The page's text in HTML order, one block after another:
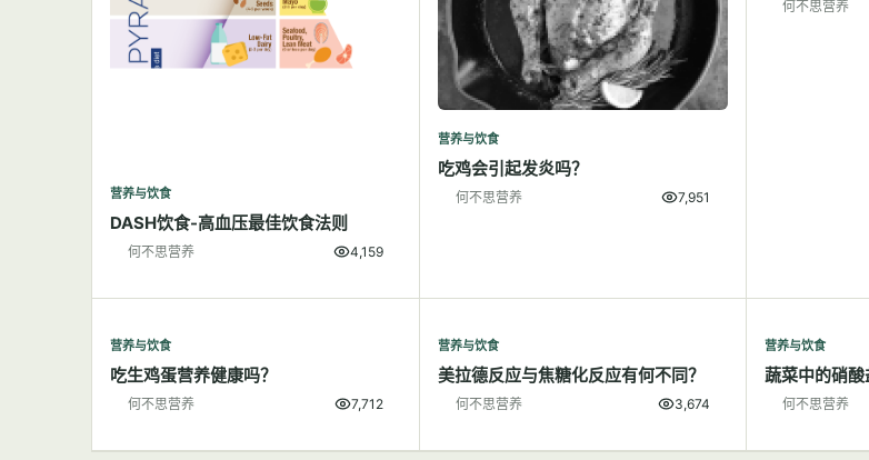
营养与饮食
DASH饮食-高血压最佳饮食法则
何不思营养 4,159
营养与饮食
吃鸡会引起发炎吗？
何不思营养 7,951
何不思营养
营养与饮食
吃生鸡蛋营养健康吗？
何不思营养 7,712
营养与饮食
美拉德反应与焦糖化反应有何不同？
何不思营养 3,674
营养与饮食
蔬菜中的硝
何不思营养